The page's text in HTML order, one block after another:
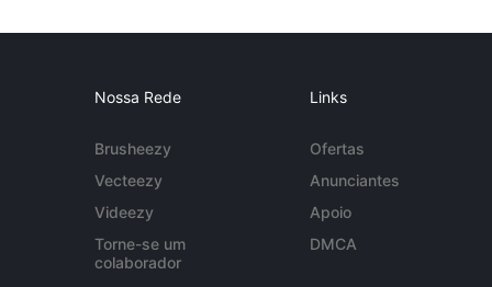
Nossa Rede
Brusheezy
Vecteezy
Videezy
Torne-se um
colaborador
Links
Ofertas
Anunciantes
Apoio
DMCA